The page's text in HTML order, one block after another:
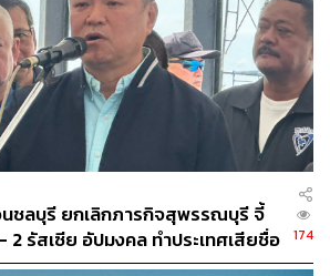
318
ABOUT THE AUTHOR
ชลบุรี ยกเลิกภารกิจสุพรรณบุรี จี้
รัสเซีย อัปมงคล ทำประเทศเสียชื่อ
174